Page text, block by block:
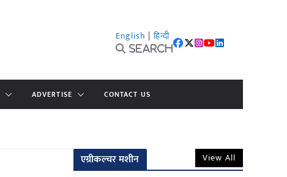
English | हिन्दी
Search
ADVERTISE CONTACT US
एग्रीकल्चर मशीन View All